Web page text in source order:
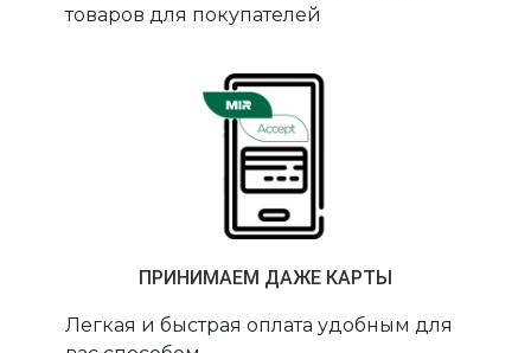
товаров для покупателей
ПРИНИМАЕМ ДАЖЕ КАРТЫ
Легкая и быстрая оплата удобным для